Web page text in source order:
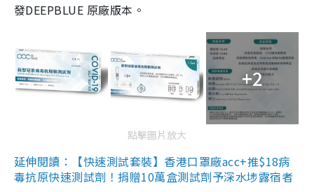
發DEEPBLUE 原廠版本。
+2
點擊圖片放大
延伸閱讀：【快速測試套裝】香港口罩廠acc+推$18病
毒抗原快速測試劑！捐贈10萬盒測試劑予深水埗露宿者